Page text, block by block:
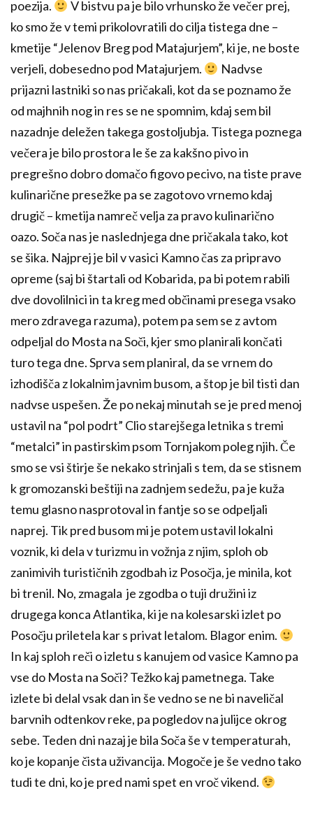
poezija.
V bistvu pa je bilo vrhunsko že večer prej,
ko smo že v temi prikolovratili do cilja tistega dne –
kmetije “Jelenov Breg pod Matajurjem”, ki je, ne boste
verjeli, dobesedno pod Matajurjem.
Nadvse
prijazni lastniki so nas pričakali, kot da se poznamo že
od majhnih nog in res se ne spomnim, kdaj sem bil
nazadnje deležen takega gostoljubja. Tistega poznega
večera je bilo prostora le še za kakšno pivo in
pregrešno dobro domačo figovo pecivo, na tiste prave
kulinarične presežke pa se zagotovo vrnemo kdaj
drugič – kmetija namreč velja za pravo kulinarično
oazo. Soča nas je naslednjega dne pričakala tako, kot
se šika. Najprej je bil v vasici Kamno čas za pripravo
opreme (saj bi štartali od Kobarida, pa bi potem rabili
dve dovolilnici in ta kreg med občinami presega vsako
mero zdravega razuma), potem pa sem se z avtom
odpeljal do Mosta na Soči, kjer smo planirali končati
turo tega dne. Sprva sem planiral, da se vrnem do
izhodišča z lokalnim javnim busom, a štop je bil tisti dan
nadvse uspešen. Že po nekaj minutah se je pred menoj
ustavil na “pol podrt” Clio starejšega letnika s tremi
“metalci” in pastirskim psom Tornjakom poleg njih. Če
smo se vsi štirje še nekako strinjali s tem, da se stisnem
k gromozanski beštiji na zadnjem sedežu, pa je kuža
temu glasno nasprotoval in fantje so se odpeljali
naprej. Tik pred busom mi je potem ustavil lokalni
voznik, ki dela v turizmu in vožnja z njim, sploh ob
zanimivih turističnih zgodbah iz Posočja, je minila, kot
bi trenil. No, zmagala je zgodba o tuji družini iz
drugega konca Atlantika, ki je na kolesarski izlet po
Posočju priletela kar s privat letalom. Blagor enim.
In kaj sploh reči o izletu s kanujem od vasice Kamno pa
vse do Mosta na Soči? Težko kaj pametnega. Take
izlete bi delal vsak dan in še vedno se ne bi naveličal
barvnih odtenkov reke, pa pogledov na julijce okrog
sebe. Teden dni nazaj je bila Soča še v temperaturah,
ko je kopanje čista uživancija. Mogoče je še vedno tako
tudi te dni, ko je pred nami spet en vroč vikend.